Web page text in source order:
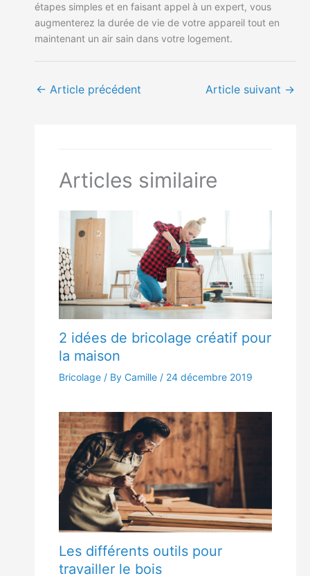
étapes simples et en faisant appel à un expert, vous
augmenterez la durée de vie de votre appareil tout en
maintenant un air sain dans votre logement.
← Article précédent Article suivant →
Articles similaire
2 idées de bricolage créatif pour
la maison
Bricolage / By Camille / 24 décembre 2019
Les différents outils pour
travailler le bois